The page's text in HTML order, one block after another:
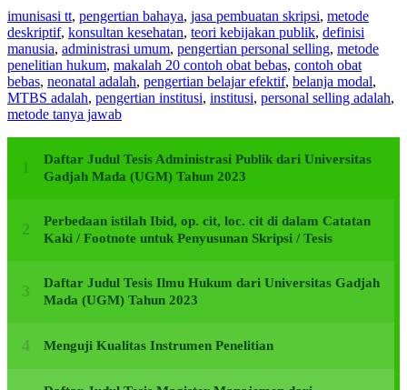
imunisasi tt, pengertian bahaya, jasa pembuatan skripsi, metode
deskriptif, konsultan kesehatan, teori kebijakan publik, definisi
manusia, administrasi umum, pengertian personal selling, metode
penelitian hukum, makalah 20 contoh obat bebas, contoh obat
bebas, neonatal adalah, pengertian belajar efektif, belanja modal,
MTBS adalah, pengertian institusi, institusi, personal selling adalah,
metode tanya jawab
Daftar Judul Tesis Administrasi Publik dari Universitas
Gadjah Mada (UGM) Tahun 2023
Perbedaan istilah Ibid, op. cit, loc. cit di dalam Catatan
Kaki / Footnote untuk Penyusunan Skripsi / Tesis
Daftar Judul Tesis Ilmu Hukum dari Universitas Gadjah
Mada (UGM) Tahun 2023
Menguji Kualitas Instrumen Penelitian